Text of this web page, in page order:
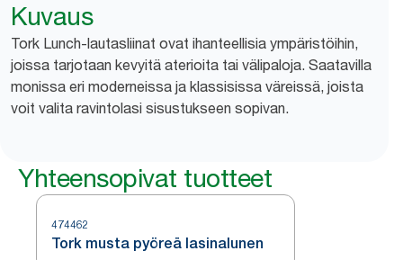
Kuvaus
Tork Lunch-lautasliinat ovat ihanteellisia ympäristöihin,
joissa tarjotaan kevyitä aterioita tai välipaloja. Saatavilla
monissa eri moderneissa ja klassisissa väreissä, joista
voit valita ravintolasi sisustukseen sopivan.
Yhteensopivat tuotteet
474462
Tork musta pyöreä lasinalunen